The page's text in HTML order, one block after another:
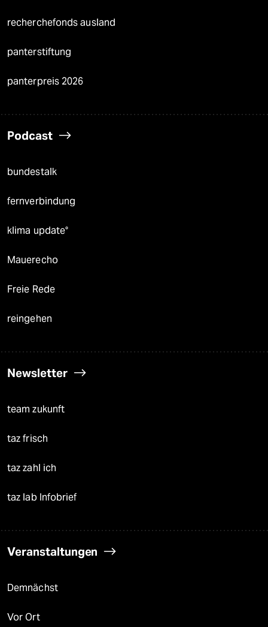
recherchefonds ausland
panterstiftung
panterpreis 2026
Podcast
bundestalk
fernverbindung
klima update°
Mauerecho
Freie Rede
reingehen
Newsletter
team zukunft
taz frisch
taz zahl ich
taz lab Infobrief
Veranstaltungen
Demnächst
Vor Ort